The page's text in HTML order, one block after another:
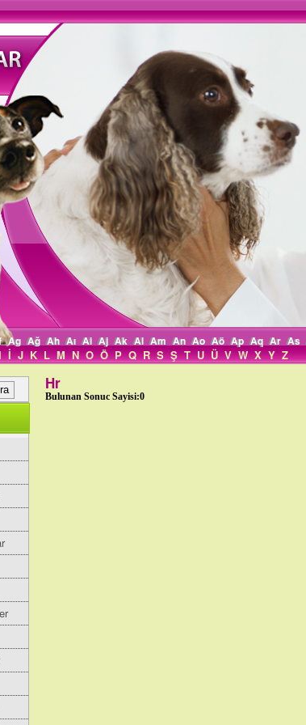
Ag Ağ Ah Aı Ai Aj Ak Al Am An Ao Aö Ap Aq Ar As
İ J K L M N O Ö P Q R S Ş T U Ü V W X Y Z
Hr
Bulunan Sonuc Sayisi:0